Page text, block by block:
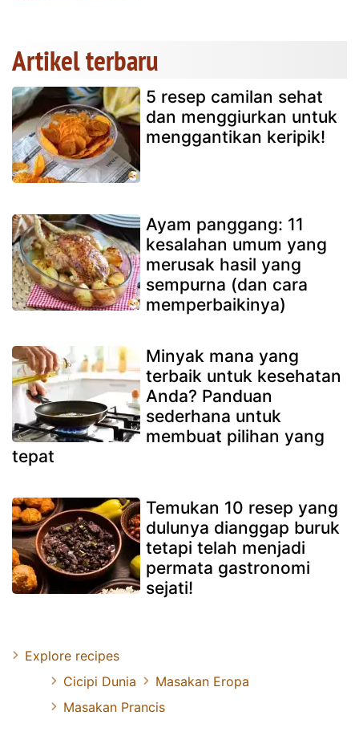
Artikel terbaru
5 resep camilan sehat
dan menggiurkan untuk
menggantikan keripik!
Ayam panggang: 11
kesalahan umum yang
merusak hasil yang
sempurna (dan cara
memperbaikinya)
Minyak mana yang
terbaik untuk kesehatan
Anda? Panduan
sederhana untuk
membuat pilihan yang
tepat
Temukan 10 resep yang
dulunya dianggap buruk
tetapi telah menjadi
permata gastronomi
sejati!
Explore recipes
Cicipi Dunia
Masakan Eropa
Masakan Prancis